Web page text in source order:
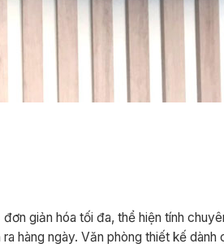
giản hóa tối đa, thể hiện tính
hàng ngày. Văn phòng thiết kế dành